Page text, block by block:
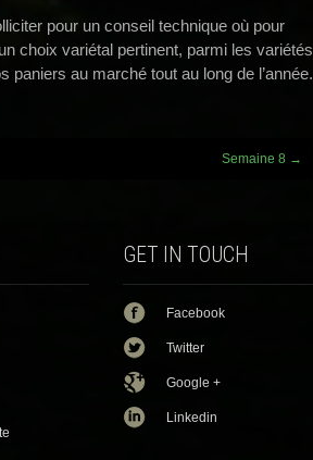
pour un conseil technique où pour
choix variétal pertinent, parmi les variétés
paniers au marché tout au long de l’année.
Semaine 8 →
GET IN TOUCH
Facebook
Twitter
Google +
Linkedin